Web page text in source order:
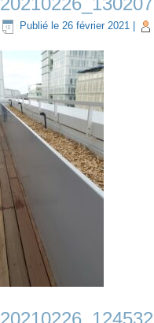
Publié le 26 février 2021
20210226_124532